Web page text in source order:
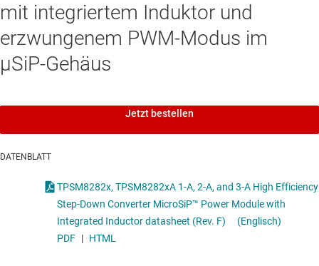
mit integriertem Induktor und
erzwungenem PWM-Modus im
µSiP-Gehäus
Jetzt bestellen
DATENBLATT
TPSM8282x, TPSM8282xA 1-A, 2-A, and 3-A High Efficiency
Step-Down Converter MicroSiP™ Power Module with
Integrated Inductor datasheet (Rev. F)
(Englisch)
PDF | HTML